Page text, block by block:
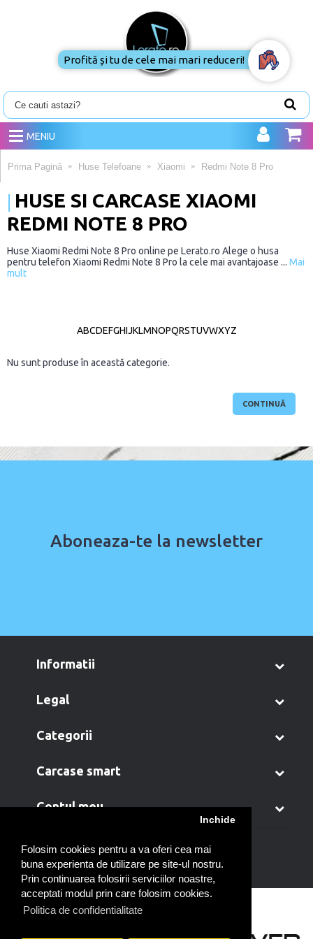
Folosim cookies pentru a va oferi cea mai
buna experienta de utilizare pe site-ul nostru.
Prin continuarea folosirii serviciilor noastre,
acceptati modul prin care folosim cookies.
Politica de confidentialitate
Inchide
MENIU
Prima Pagină Huse Telefoane Xiaomi Redmi Note 8 Pro
HUSE SI CARCASE XIAOMI
REDMI NOTE 8 PRO
Huse Xiaomi Redmi Note 8 Pro online pe Lerato.ro Alege o husa
pentru telefon Xiaomi Redmi Note 8 Pro la cele mai avantajoase ... Mai
mult
ABCDEFGHIJKLMNOPQRSTUVWXYZ
Nu sunt produse în această categorie.
CONTINUĂ
Aboneaza-te la newsletter
informatii
legal
categorii
carcase smart
contul meu
Profită și tu de cele mai mari reduceri!